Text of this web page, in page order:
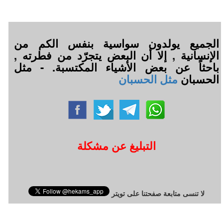
الجميع يولدون سواسية بنفس الكم من
الإنسانية , إلا أن البعض يتجرّد من فطرته ,
باحثاً عن بعض الأشياء المكتسبة. - مثل
الحسبانمثل الحسبان
التبليغ عن مشكلة
لا تنسى متابعة صفحتنا على تويتر